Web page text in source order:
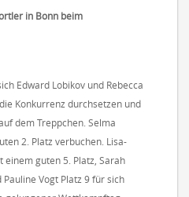
in Bonn beim
Edward Lobikov und Rebecca
Konkurrenz durchsetzen und
dem Treppchen. Selma
2. Platz verbuchen. Lisa-
einem guten 5. Platz, Sarah
Vogt Platz 9 für sich